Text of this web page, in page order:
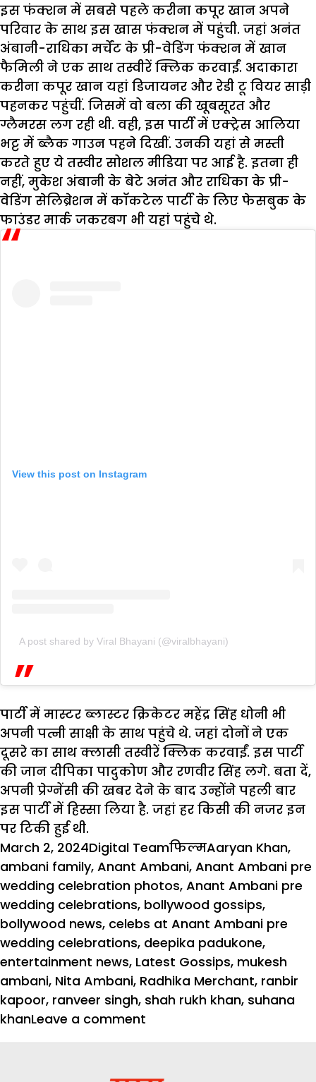
इस फंक्शन में सबसे पहले करीना कपूर खान अपने
परिवार के साथ इस खास फंक्शन में पहुंची. जहां अनंत
अंबानी-राधिका मर्चेंट के प्री-वेडिंग फंक्शन में खान
फैमिली ने एक साथ तस्वीरें क्लिक करवाईं. अदाकारा
करीना कपूर खान यहां डिजायनर और रेडी टू वियर साड़ी
पहनकर पहुंचीं. जिसमें वो बला की खूबसूरत और
ग्लैमरस लग रही थी. वही, इस पार्टी में एक्ट्रेस आलिया
भट्ट में ब्लैक गाउन पहने दिखीं. उनकी यहां से मस्ती
करते हुए ये तस्वीर सोशल मीडिया पर आई है. इतना ही
नहीं, मुकेश अंबानी के बेटे अनंत और राधिका के प्री-
वेडिंग सेलिब्रेशन में कॉकटेल पार्टी के लिए फेसबुक के
फाउंडर मार्क जकरबग भी यहां पहुंचे थे.
View this post on Instagram
A post shared by Viral Bhayani (@viralbhayani)
पार्टी में मास्टर ब्लास्टर क्रिकेटर महेंद्र सिंह धोनी भी
अपनी पत्नी साक्षी के साथ पहुंचे थे. जहां दोनों ने एक
दूसरे का साथ क्लासी तस्वीरें क्लिक करवाईं. इस पार्टी
की जान दीपिका पादुकोण और रणवीर सिंह लगे. बता दें,
अपनी प्रेग्नेंसी की खबर देने के बाद उन्होंने पहली बार
इस पार्टी में हिस्सा लिया है. जहां हर किसी की नजर इन
पर टिकी हुई थी.
Posted
on
March 2, 2024Author
Digital TeamCategories
फिल्मTags
Aaryan Khan,
ambani family, Anant Ambani, Anant Ambani pre
wedding celebration photos, Anant Ambani pre
wedding celebrations, bollywood gossips,
bollywood news, celebs at Anant Ambani pre
wedding celebrations, deepika padukone,
entertainment news, Latest Gossips, mukesh
ambani, Nita Ambani, Radhika Merchant, ranbir
kapoor, ranveer singh, shah rukh khan, suhana
khanLeave a comment
की